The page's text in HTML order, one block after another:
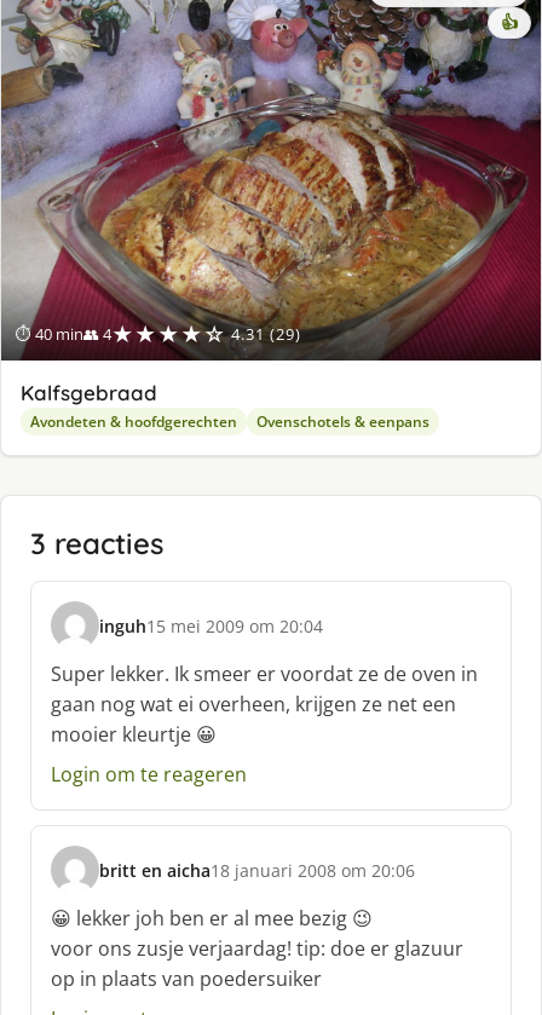
⏱ 40 min👥 4★★★★☆ 4.31 (29)
👍
Kalfsgebraad
Avondeten & hoofdgerechten Ovenschotels & eenpans
3 reacties
inguh
s
c
h
r
e
e
:
15 mei 2009 om 20:04
Super lekker. Ik smeer er voordat ze de oven in
gaan nog wat ei overheen, krijgen ze net een
mooier kleurtje 😀
Login om te reageren
britt en aicha
s
c
h
r
e
e
18 januari 2008 om 20:06
😀 lekker joh ben er al mee bezig 😉
voor ons zusje verjaardag! tip: doe er glazuur
op in plaats van poedersuiker